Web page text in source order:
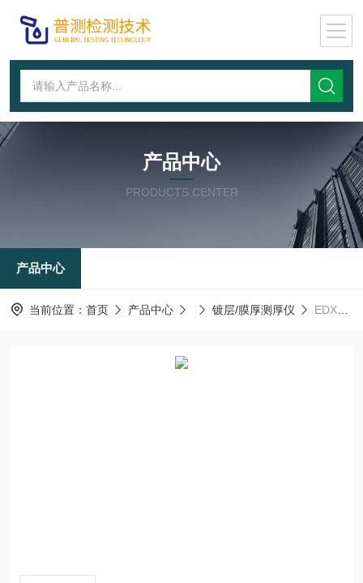
产品中心
PRODUCTS CENTER
产品中心
当前位置： 首页 产品中心 镀层/膜厚测厚仪 EDX1800B粘着剂重金属检测仪,